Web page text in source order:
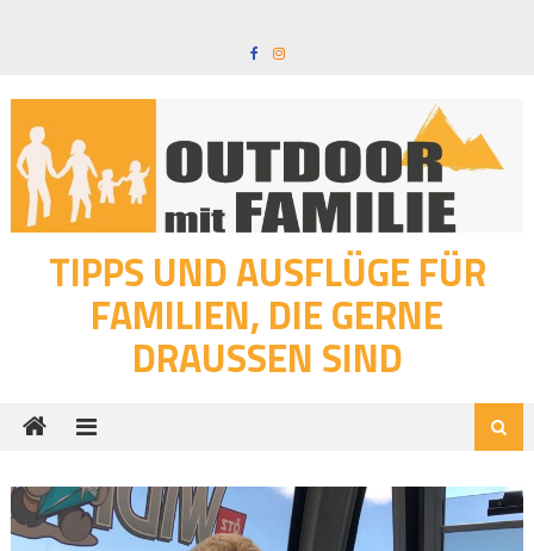
TIPPS UND AUSFLÜGE FÜR
FAMILIEN, DIE GERNE
DRAUSSEN SIND